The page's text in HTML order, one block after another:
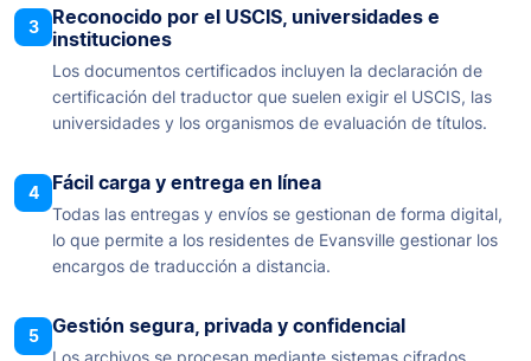
3
Reconocido por el USCIS, universidades e
instituciones
Los documentos certificados incluyen la declaración de
certificación del traductor que suelen exigir el USCIS, las
universidades y los organismos de evaluación de títulos.
4 Fácil carga y entrega en línea
Todas las entregas y envíos se gestionan de forma digital,
lo que permite a los residentes de Evansville gestionar los
encargos de traducción a distancia.
5 Gestión segura, privada y confidencial